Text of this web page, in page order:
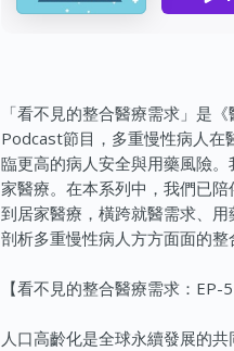
「看不見的整合醫療需求」是
Podcast節目，多重慢性病人在
臨更高的病人安全與用藥風險
家醫療。在本系列中，我們已
到居家醫療，橫跨就醫需求、
剖析多重慢性病人方方面面的整
【看不見的整合醫療需求：EP-
人口高齡化是全球永續發展的